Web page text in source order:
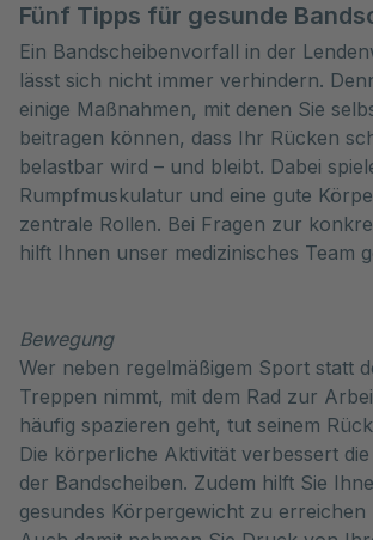
Fünf Tipps für gesunde
Ein Bandscheibenvorfall in der
lässt sich nicht immer verhindern.
einige Maßnahmen, mit denen Sie
beitragen können, dass Ihr Rücken
belastbar wird – und bleibt. Dabei
Rumpfmuskulatur und eine gute
zentrale Rollen. Bei Fragen zur
hilft Ihnen unser medizinisches Team
Bewegung
Wer neben regelmäßigem Sport statt
Treppen nimmt, mit dem Rad zur
häufig spazieren geht, tut seinem
Die körperliche Aktivität verbessert
der Bandscheiben. Zudem hilft Sie
gesundes Körpergewicht zu erreichen